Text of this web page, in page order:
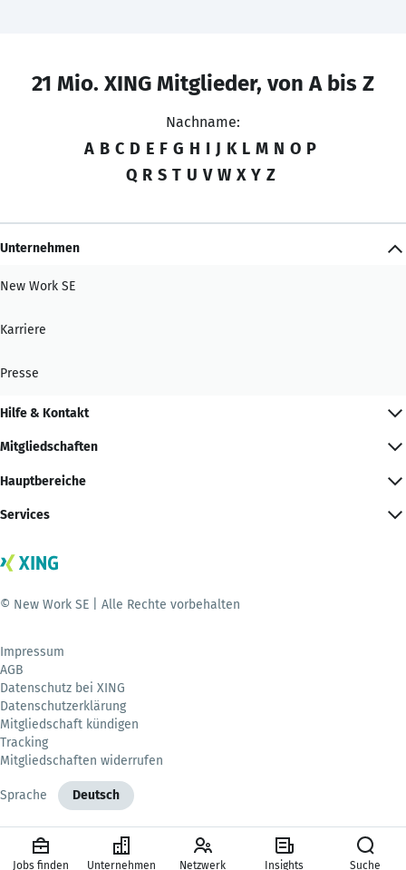
21 Mio. XING Mitglieder, von A bis Z
Nachname:
A B C D E F G H I J K L M N O P
Q R S T U V W X Y Z
Unternehmen
New Work SE
Karriere
Presse
Hilfe & Kontakt
Mitgliedschaften
Hauptbereiche
Services
© New Work SE | Alle Rechte vorbehalten
Impressum
AGB
Datenschutz bei XING
Datenschutzerklärung
Mitgliedschaft kündigen
Tracking
Mitgliedschaften widerrufen
Sprache Deutsch
Jobs finden Unternehmen Netzwerk Insights Suche